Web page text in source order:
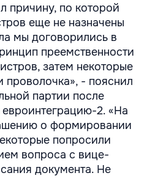
причину, по которой
еще не назначены
мы договорились в
преемственности
затем некоторые
- пояснил
партии после
2. «На
о формировании
попросили
вопроса с вице-
документа. Не